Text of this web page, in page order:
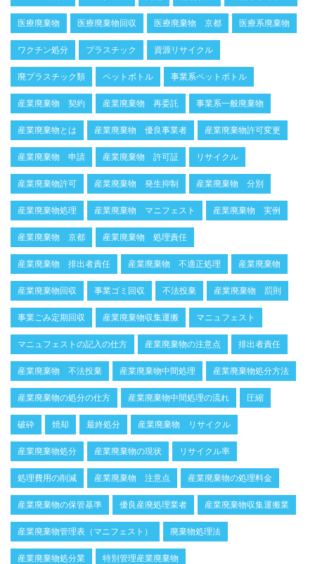
医療廃棄物 医療廃棄物回収 医療廃棄物 京都 医療系廃棄物
ワクチン処分 プラスチック 資源リサイクル
廃プラスチック類 ペットボトル 事業系ペットボトル
産業廃棄物 契約 産業廃棄物 再委託 事業系一般廃棄物
産業廃棄物とは 産業廃棄物 優良事業者 産業廃棄物許可変更
産業廃棄物 申請 産業廃棄物 許可証 リサイクル
産業廃棄物許可 産業廃棄物 発生抑制 産業廃棄物 分別
産業廃棄物処理 産業廃棄物 マニフェスト 産業廃棄物 実例
産業廃棄物 京都 産業廃棄物 処理責任
産業廃棄物 排出者責任 産業廃棄物 不適正処理 産業廃棄物
産業廃棄物回収 事業ゴミ回収 不法投棄 産業廃棄物 罰則
事業ごみ定期回収 産業廃棄物収集運搬 マニュフェスト
マニュフェストの記入の仕方 産業廃棄物の注意点 排出者責任
産業廃棄物 不法投棄 産業廃棄物中間処理 産業廃棄物処分方法
産業廃棄物の処分の仕方 産業廃棄物中間処理の流れ 圧縮
破砕 焼却 最終処分 産業廃棄物 リサイクル
産業廃棄物処分 産業廃棄物の現状 リサイクル率
処理費用の削減 産業廃棄物 注意点 産業廃棄物の処理料金
産業廃棄物の保管基準 優良産廃処理業者 産業廃棄物収集運搬業
産業廃棄物管理表（マニフェスト） 廃棄物処理法
産業廃棄物処分業 特別管理産業廃棄物